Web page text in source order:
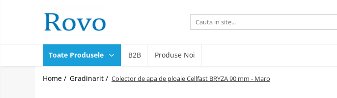
Toate Produsele
Corpuri de Iluminat
Intrerupatoare - Relee - Senzori
Prize - Prelungitoare - Sigurante
Toate Produsele B2B Produse Noi
Home / Gradinarit / Colector de apa de ploaie Cellfast BRYZA 90 mm - Maro